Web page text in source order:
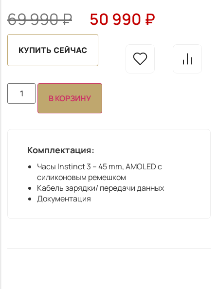
69 990₽ 50 990 ₽
КУПИТЬ СЕЙЧАС
В КОРЗИНУ
Комплектация:
Часы Instinct 3 – 45 mm, AMOLED с
силиконовым ремешком
Кабель зарядки/ передачи данных
Документация